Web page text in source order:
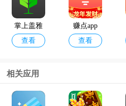
掌上盖雅
考勤app官
查看
赚点app
查看
12398能源
geektyper
相关应用